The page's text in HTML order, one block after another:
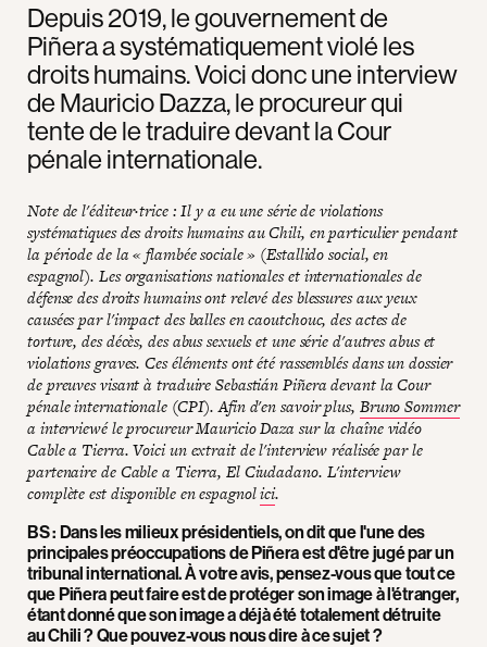
Depuis 2019, le gouvernement de
Piñera a systématiquement violé les
droits humains. Voici donc une interview
de Mauricio Dazza, le procureur qui
tente de le traduire devant la Cour
pénale internationale.
Note de l'éditeur·trice : Il y a eu une série de violations
systématiques des droits humains au Chili, en particulier pendant
la période de la « flambée sociale » (Estallido social, en
espagnol). Les organisations nationales et internationales de
défense des droits humains ont relevé des blessures aux yeux
causées par l'impact des balles en caoutchouc, des actes de
torture, des décès, des abus sexuels et une série d'autres abus et
violations graves. Ces éléments ont été rassemblés dans un dossier
de preuves visant à traduire Sebastián Piñera devant la Cour
pénale internationale (CPI). Afin d'en savoir plus, Bruno Sommer
a interviewé le procureur Mauricio Daza sur la chaîne vidéo
Cable a Tierra. Voici un extrait de l'interview réalisée par le
partenaire de Cable a Tierra, El Ciudadano. L'interview
complète est disponible en espagnolici.
BS : Dans les milieux présidentiels, on dit que l'une des
principales préoccupations de Piñera est d'être jugé par un
tribunal international. À votre avis, pensez-vous que tout ce
que Piñera peut faire est de protéger son image à l'étranger,
étant donné que son image a déjà été totalement détruite
au Chili ? Que pouvez-vous nous dire à ce sujet ?